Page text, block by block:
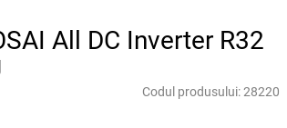
All DC Inverter R32
Codul produsului:28220